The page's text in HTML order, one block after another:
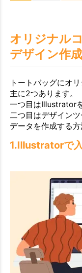
オリジナル
デザイン作
トートバッグにオ
主に2つあります。
一つ目はIllustrator
二つ目はデザイン
データを作成する方
1.Illustratorで